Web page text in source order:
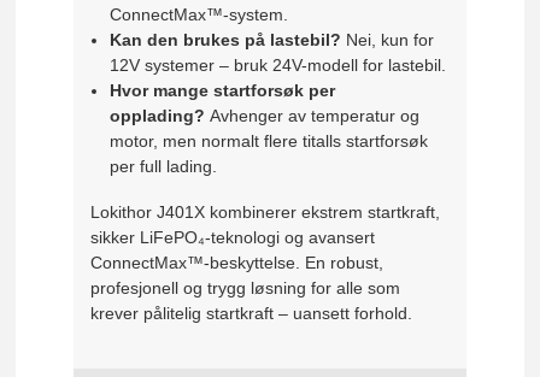
ConnectMax™-system.
Kan den brukes på lastebil? Nei, kun for
12V systemer – bruk 24V-modell for lastebil.
Hvor mange startforsøk per
opplading? Avhenger av temperatur og
motor, men normalt flere titalls startforsøk
per full lading.
Lokithor J401X kombinerer ekstrem startkraft,
sikker LiFePO₄-teknologi og avansert
ConnectMax™-beskyttelse. En robust,
profesjonell og trygg løsning for alle som
krever pålitelig startkraft – uansett forhold.